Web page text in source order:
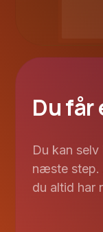
Du får
Du kan
næste step.
du altid har